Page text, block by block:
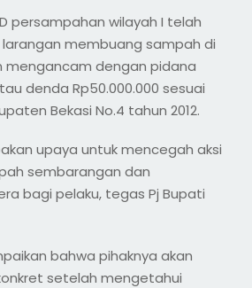
persampahan wilayah I telah
membuang sampah di
mengancam dengan pidana
denda Rp50.000.000 sesuai
Bekasi No.4 tahun 2012.
upaya untuk mencegah aksi
sembarangan dan
bagi pelaku, tegas Pj Bupati
bahwa pihaknya akan
setelah mengetahui